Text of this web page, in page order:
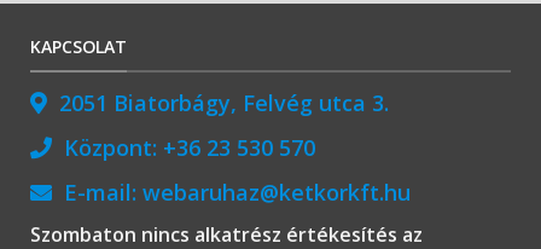
KAPCSOLAT
2051 Biatorbágy, Felvég utca 3.
Központ: +36 23 530 570
E-mail: webaruhaz@ketkorkft.hu
Szombaton nincs alkatrész értékesítés az